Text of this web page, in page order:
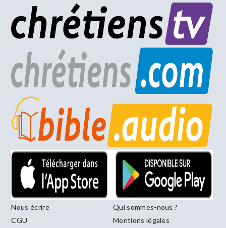
Nous écrire
Qui sommes-nous ?
CGU
Mentions légales